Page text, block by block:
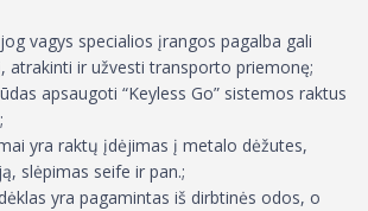
vagys specialios įrangos pagalba gali
atrakinti ir užvesti transporto priemonę;
apsaugoti “Keyless Go” sistemos raktus
yra raktų įdėjimas į metalo dėžutes,
slėpimas seife ir pan.;
yra pagamintas iš dirbtinės odos, o